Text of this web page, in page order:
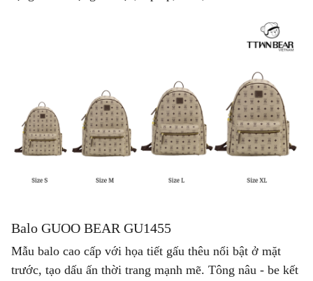
Balo GUOO BEAR GU1455
Mẫu balo cao cấp với họa tiết gấu thêu nổi bật ở mặt
trước, tạo dấu ấn thời trang mạnh mẽ. Tông nâu - be kết